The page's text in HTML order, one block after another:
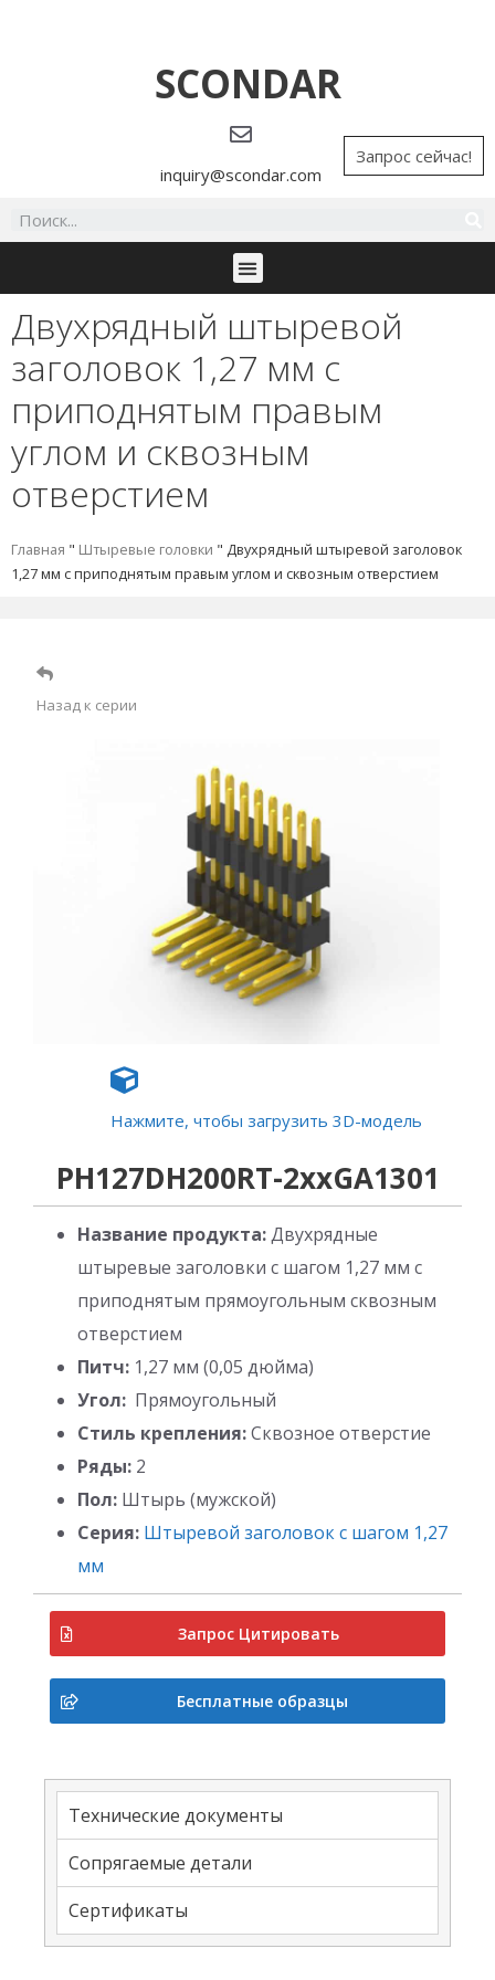
SCONDAR
inquiry@scondar.com
Запрос сейчас!
Двухрядный штыревой
заголовок 1,27 мм с
приподнятым правым
углом и сквозным
отверстием
Главная " Штыревые головки " Двухрядный штыревой заголовок
1,27 мм с приподнятым правым углом и сквозным отверстием
Назад к серии
Нажмите, чтобы загрузить 3D-модель
PH127DH200RT-2xxGA1301
Название продукта:Двухрядные
штыревые заголовки с шагом 1,27 мм с
приподнятым прямоугольным сквозным
отверстием
Питч: 1,27 мм (0,05 дюйма)
Угол: Прямоугольный
Стиль крепления:Сквозное отверстие
Ряды: 2
Пол: Штырь (мужской)
Серия: Штыревой заголовок с шагом 1,27
мм
Запрос Цитировать
Бесплатные образцы
Технические документы
Сопрягаемые детали
Сертификаты